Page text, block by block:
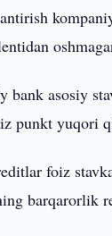
bank asosiy
punkt yuqori
foiz
barqarorlik